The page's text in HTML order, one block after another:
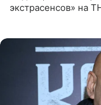
экстрасенсов» на